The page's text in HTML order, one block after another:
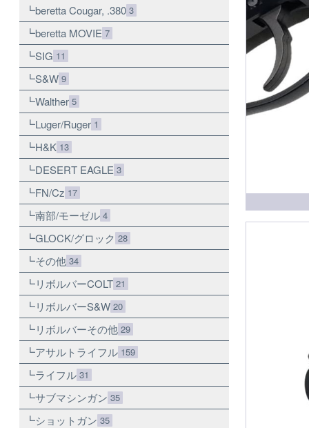
beretta Cougar, .380 3
beretta MOVIE 7
SIG 11
S&W 9
Walther 5
Luger/Ruger 1
H&K 13
DESERT EAGLE 3
FN/Cz 17
南部/モーゼル 4
GLOCK/グロック 28
その他 34
リボルバーCOLT 21
リボルバーS&W 20
リボルバーその他 29
アサルトライフル 159
ライフル 31
サブマシンガン 35
ショットガン 35